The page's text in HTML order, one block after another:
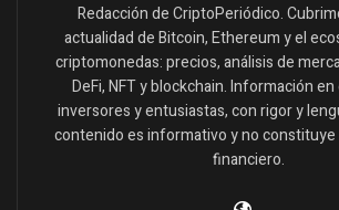
Redacción de CriptoPeriódico.
actualidad de Bitcoin, Ethereum y el
criptomonedas: precios, análisis de
DeFi, NFT y blockchain. Información
inversores y entusiastas, con rigor y
contenido es informativo y no
financiero.